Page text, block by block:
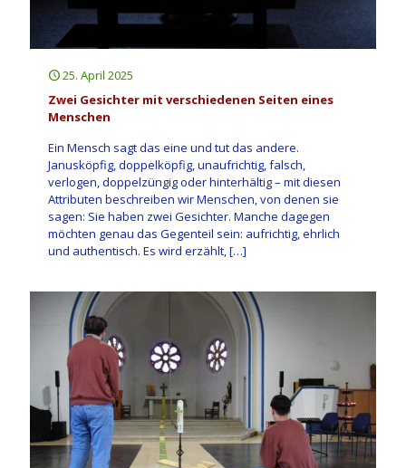
25. April 2025
Zwei Gesichter mit verschiedenen Seiten eines
Menschen
Ein Mensch sagt das eine und tut das andere.
Janusköpfig, doppelköpfig, unaufrichtig, falsch,
verlogen, doppelzüngig oder hinterhältig – mit diesen
Attributen beschreiben wir Menschen, von denen sie
sagen: Sie haben zwei Gesichter. Manche dagegen
möchten genau das Gegenteil sein: aufrichtig, ehrlich
und authentisch. Es wird erzählt,[…]